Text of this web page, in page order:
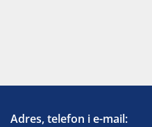
Adres, telefon i e-mail: